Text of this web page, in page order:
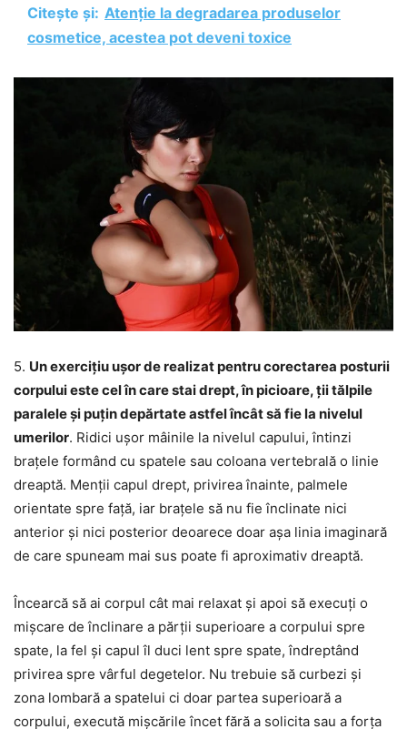
Citește și: Atenție la degradarea produselor
cosmetice, acestea pot deveni toxice
5. Un exercițiu ușor de realizat pentru corectarea posturii
corpului este cel în care stai drept, în picioare, ții tălpile
paralele și puțin depărtate astfel încât să fie la nivelul
umerilor. Ridici ușor mâinile la nivelul capului, întinzi
brațele formând cu spatele sau coloana vertebrală o linie
dreaptă. Menții capul drept, privirea înainte, palmele
orientate spre față, iar brațele să nu fie înclinate nici
anterior și nici posterior deoarece doar așa linia imaginară
de care spuneam mai sus poate fi aproximativ dreaptă.
Încearcă să ai corpul cât mai relaxat și apoi să execuți o
mișcare de înclinare a părții superioare a corpului spre
spate, la fel și capul îl duci lent spre spate, îndreptând
privirea spre vârful degetelor. Nu trebuie să curbezi și
zona lombară a spatelui ci doar partea superioară a
corpului, execută mișcările încet fără a solicita sau a forța